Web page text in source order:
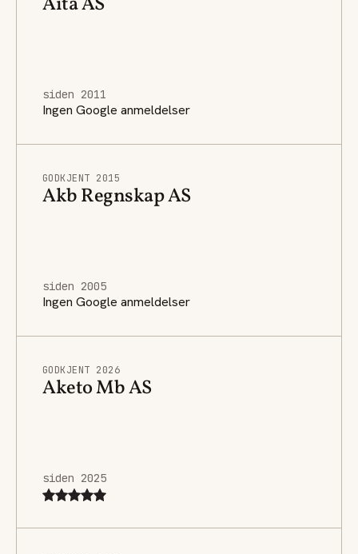
siden 2011
Ingen Google anmeldelser
GODKJENT 2015
Akb Regnskap AS
siden 2005
Ingen Google anmeldelser
GODKJENT 2026
Aketo Mb AS
siden 2025